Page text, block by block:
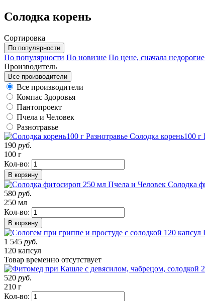
Солодка корень
Сортировка
По популярности
По популярности По новизне По цене, сначала недорогие
Производитель
Все производители
Все производители
Компас Здоровья
Пантопроект
Пчела и Человек
Разнотравье
Солодка корень100 г
190 руб.
100 г
Кол-во:
В корзину
Солодка
580 руб.
250 мл
Кол-во:
В корзину
1 545 руб.
120 капсул
Товар временно отсутствует
520 руб.
210 г
Кол-во: